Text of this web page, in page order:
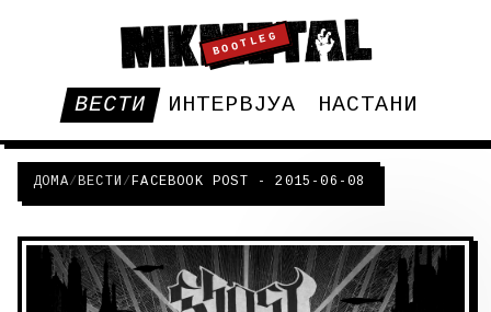
BOOTLEG
ВЕСТИ ИНТЕРВЈУА НАСТАНИ
ДОМА/ВЕСТИ /FACEBOOK POST - 2015-06-08